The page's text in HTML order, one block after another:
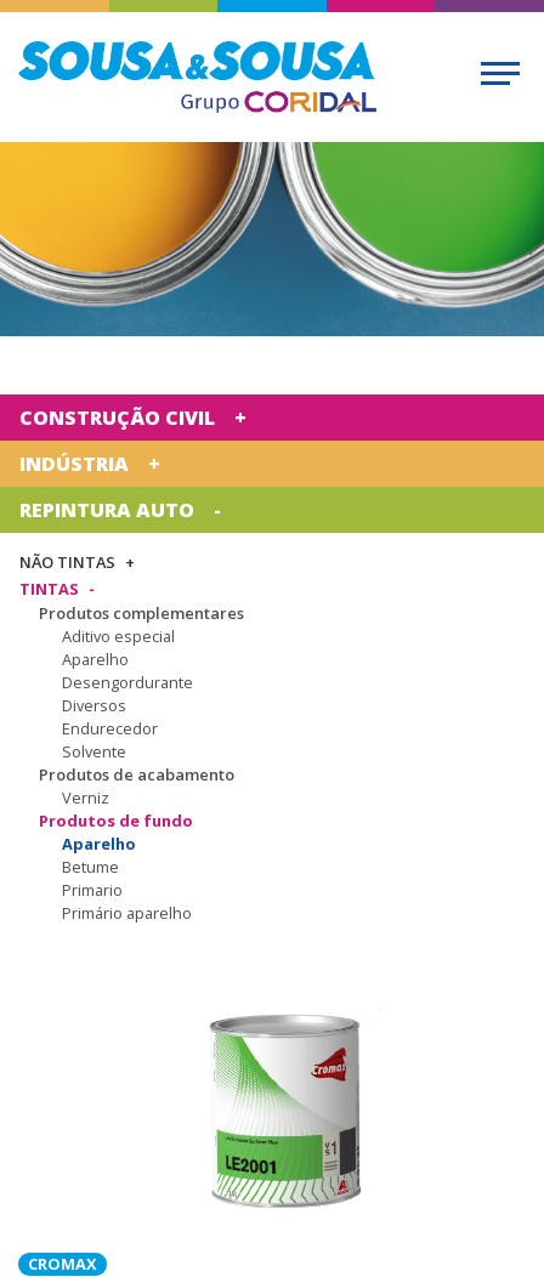
CONSTRUÇÃO CIVIL
INDÚSTRIA
REPINTURA AUTO
NÃO TINTAS
TINTAS
Produtos complementares
Aditivo especial
Aparelho
Desengordurante
Diversos
Endurecedor
Solvente
Produtos de acabamento
Verniz
Produtos de fundo
Aparelho
Betume
Primario
Primário aparelho
CROMAX